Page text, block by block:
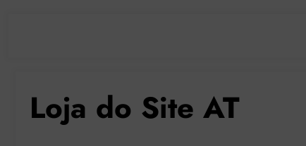
Loja do Site AT